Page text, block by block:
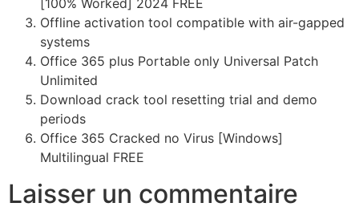
[100% Worked] 2024 FREE
Offline activation tool compatible with air-gapped
systems
Office 365 plus Portable only Universal Patch
Unlimited
Download crack tool resetting trial and demo
periods
Office 365 Cracked no Virus [Windows]
Multilingual FREE
Laisser un commentaire